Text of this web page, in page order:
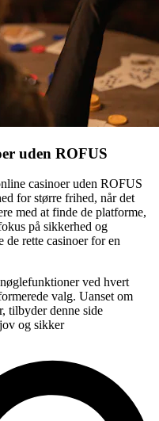
uden ROFUS
casinoer uden ROFUS
for større frihed, når det
med at finde de platforme,
på sikkerhed og
de rette casinoer for en
ved hvert
valg. Uanset om
tilbyder denne side
og sikker